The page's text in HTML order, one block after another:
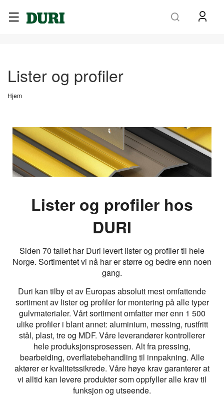
Lister og profiler
Hjem
Lister og profiler hos
DURI
Siden 70 tallet har Duri levert lister og profiler til hele
Norge. Sortimentet vi nå har er større og bedre enn noen
gang.
Duri kan tilby et av Europas absolutt mest omfattende
sortiment av lister og profiler for montering på alle typer
gulvmaterialer. Vårt sortiment omfatter mer enn 1 500
ulike profiler i blant annet: aluminium, messing, rustfritt
stål, plast, tre og MDF. Våre leverandører kontrollerer
hele produksjonsprosessen. Alt fra pressing,
bearbeiding, overflatebehandling til innpakning. Alle
aktører er kvalitetssikrede. Våre høye krav garanterer at
vi alltid kan levere produkter som oppfyller alle krav til
funksjon og utseende.